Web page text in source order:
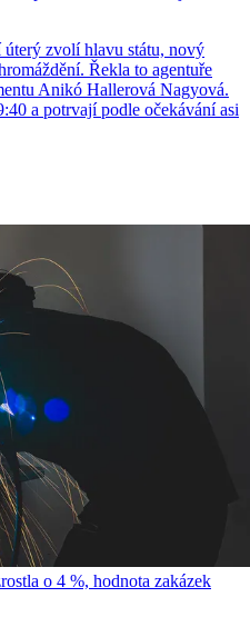
úterý zvolí hlavu státu, nový
Řekla to agentuře
Anikó Hallerová Nagyová.
a potrvají podle očekávání asi
o 4 %, hodnota zakázek